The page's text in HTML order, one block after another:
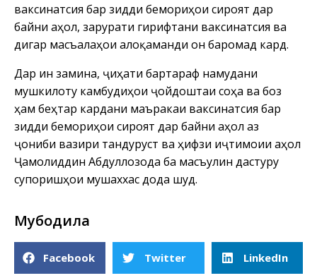
ваксинатсия бар зидди бемориҳои сироятӣ дар
байни аҳолӣ, зарурати гирифтани ваксинатсия ва
дигар масъалаҳои алоқаманди он баромад кард.
Дар ин замина, ҷиҳати бартараф намудани
мушкилоту камбудиҳои ҷойдоштаи соҳа ва боз
ҳам беҳтар кардани маъракаи ваксинатсия бар
зидди бемориҳои сироятӣ дар байни аҳолӣ аз
ҷониби вазири тандурустӣ ва ҳифзи иҷтимоии аҳолӣ
Ҷамолиддин Абдуллозода ба масъулин дастуру
супоришҳои мушаххас дода шуд.
Мубодила
Facebook Twitter LinkedIn